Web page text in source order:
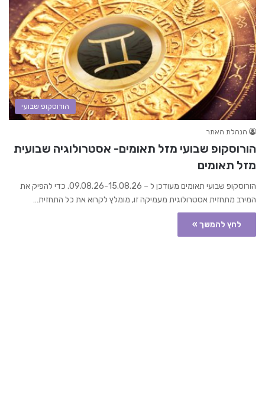
הורוסקופ שבועי
הנהלת האתר
הורוסקופ שבועי מזל תאומים- אסטרולוגיה שבועית
מזל תאומים
הורוסקופ שבועי תאומים מעודכן ל – 09.08.26-15.08.26. כדי להפיק את
המירב מתחזית אסטרולוגית מעמיקה זו, מומלץ לקרוא את כל התחזית…
לחץ להמשך »